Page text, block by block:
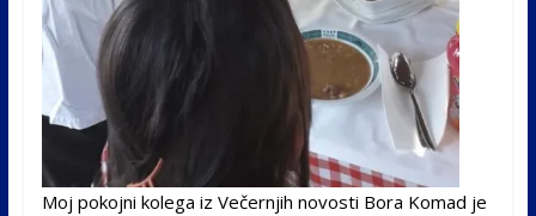
Moj pokojni kolega iz Večernjih novosti Bora Komad je